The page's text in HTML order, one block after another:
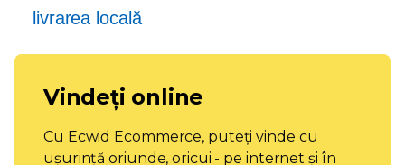
livrarea locală
Vindeți online
Cu Ecwid Ecommerce, puteți vinde cu
ușurință oriunde, oricui - pe internet și în